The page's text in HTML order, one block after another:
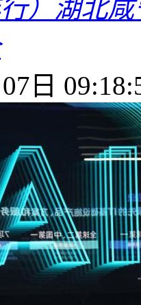
行）湖北
日